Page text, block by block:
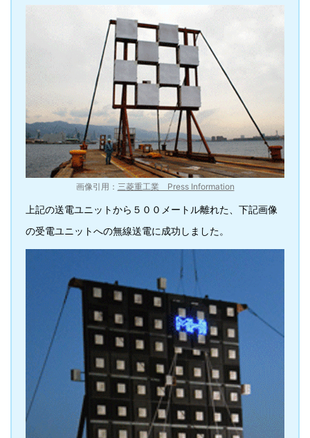
画像引用： 三菱重工業 Press Information
上記の送電ユニットから５００メートル離れた、下記画像
の受電ユニットへの無線送電に成功しました。